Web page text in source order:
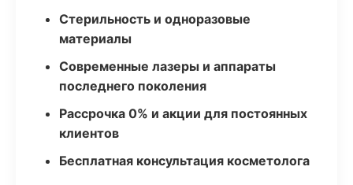
Стерильность и одноразовые
материалы
Современные лазеры и аппараты
последнего поколения
Рассрочка 0% и акции для постоянных
клиентов
Бесплатная консультация косметолога